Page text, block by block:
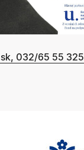
032/65 55 325